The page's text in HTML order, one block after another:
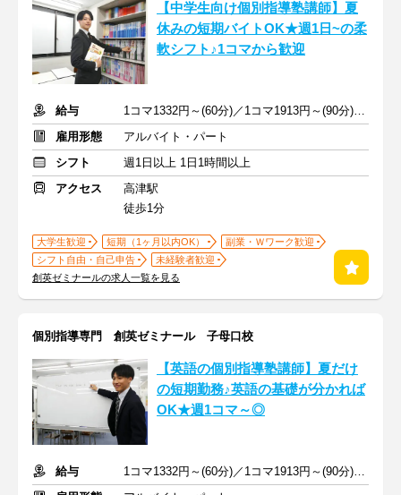
【中学生向け個別指導塾講師】夏
休みの短期バイトOK★週1日~の柔
軟シフト♪1コマから歓迎
給与
1コマ1332円～(60分)／1コマ1913円～(90分) ※準備報告手当込み
雇用形態
アルバイト・パート
シフト
週1日以上 1日1時間以上
アクセス
高津駅
徒歩1分
大学生歓迎 短期（1ヶ月以内OK）
副業・Ｗワーク歓迎
シフト自由・自己申告
未経験者歓迎
創英ゼミナールの求人一覧を見る
個別指導専門 創英ゼミナール 子母口校
【英語の個別指導塾講師】夏だけ
の短期勤務♪英語の基礎が分かれば
OK★週1コマ～◎
給与
1コマ1332円～(60分)／1コマ1913円～(90分) ※準備報告手当込み